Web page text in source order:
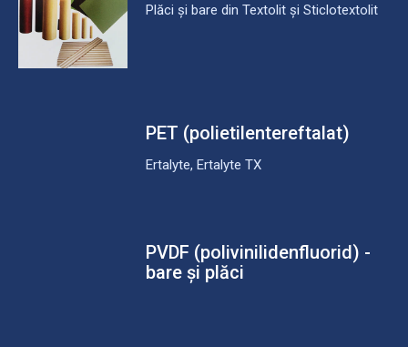
Plăci și bare din Textolit și Sticlotextolit
PET (polietilentereftalat)
Ertalyte, Ertalyte TX
PVDF (polivinilidenfluorid) -
bare și plăci